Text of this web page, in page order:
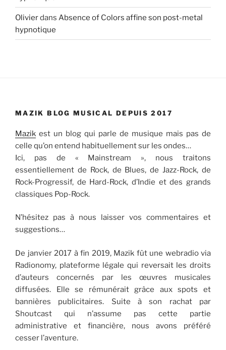
Olivierdans Absence of Colors affine son post-metal
hypnotique
MAZIK BLOG MUSICAL DEPUIS 2017
Mazik est un blog qui parle de musique mais pas de
celle qu’on entend habituellement sur les ondes…
Ici, pas de « Mainstream », nous traitons
essentiellement de Rock, de Blues, de Jazz-Rock, de
Rock-Progressif, de Hard-Rock, d’Indie et des grands
classiques Pop-Rock.
N’hésitez pas à nous laisser vos commentaires et
suggestions…
De janvier 2017 à fin 2019, Mazik fût une webradio via
Radionomy, plateforme légale qui reversait les droits
d’auteurs concernés par les œuvres musicales
diffusées. Elle se rémunérait grâce aux spots et
bannières publicitaires. Suite à son rachat par
Shoutcast qui n’assume pas cette partie
administrative et financière, nous avons préféré
cesser l’aventure.